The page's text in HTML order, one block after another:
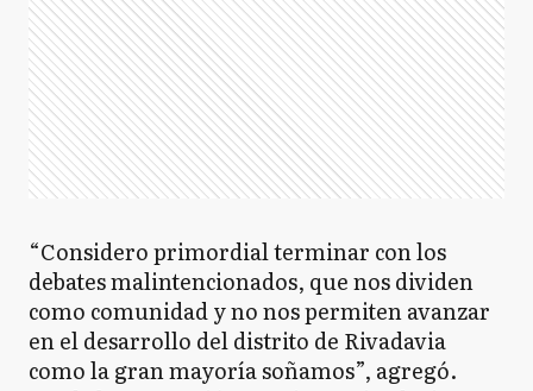
“Considero primordial terminar con los
debates malintencionados, que nos dividen
como comunidad y no nos permiten avanzar
en el desarrollo del distrito de Rivadavia
como la gran mayoría soñamos”, agregó.